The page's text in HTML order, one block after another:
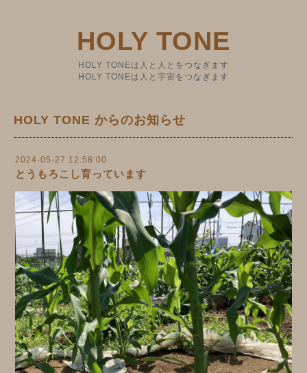
HOLY TONE
HOLY TONEは人と人とをつなぎます
HOLY TONEは人と宇宙をつなぎます
HOLY TONE からのお知らせ
2024-05-27 12:58:00
とうもろこし育っています